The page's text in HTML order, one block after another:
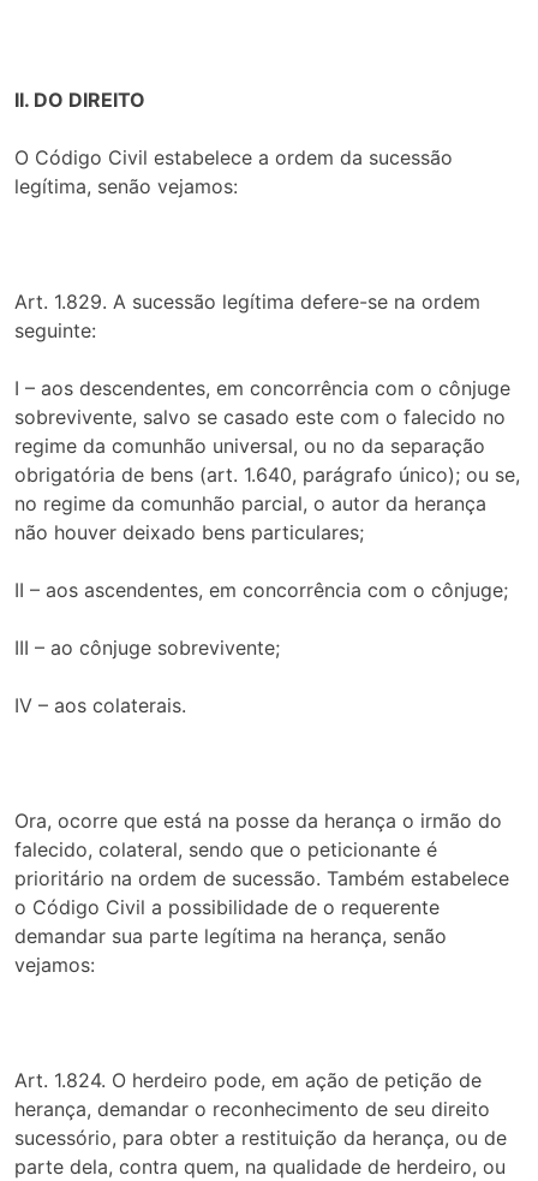
II. DO DIREITO
O Código Civil estabelece a ordem da sucessão
legítima, senão vejamos:
Art. 1.829. A sucessão legítima defere-se na ordem
seguinte:
I – aos descendentes, em concorrência com o cônjuge
sobrevivente, salvo se casado este com o falecido no
regime da comunhão universal, ou no da separação
obrigatória de bens (art. 1.640, parágrafo único); ou se,
no regime da comunhão parcial, o autor da herança
não houver deixado bens particulares;
II – aos ascendentes, em concorrência com o cônjuge;
III – ao cônjuge sobrevivente;
IV – aos colaterais.
Ora, ocorre que está na posse da herança o irmão do
falecido, colateral, sendo que o peticionante é
prioritário na ordem de sucessão. Também estabelece
o Código Civil a possibilidade de o requerente
demandar sua parte legítima na herança, senão
vejamos:
Art. 1.824. O herdeiro pode, em ação de petição de
herança, demandar o reconhecimento de seu direito
sucessório, para obter a restituição da herança, ou de
parte dela, contra quem, na qualidade de herdeiro, ou